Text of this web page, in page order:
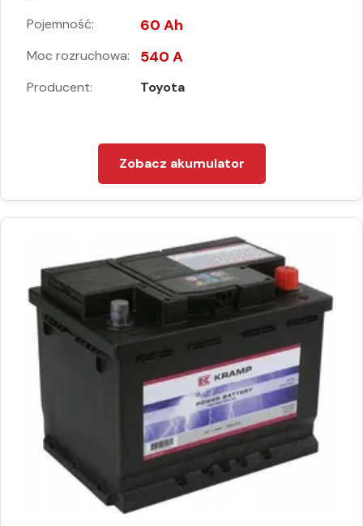
Pojemność: 60 Ah
Moc rozruchowa: 540 A
Producent: Toyota
Zobacz akumulator